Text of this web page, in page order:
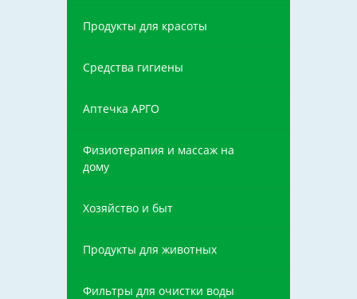
Продукты для красоты
Средства гигиены
Аптечка АРГО
Физиотерапия и массаж на
дому
Хозяйство и быт
Продукты для животных
Фильтры для очистки воды